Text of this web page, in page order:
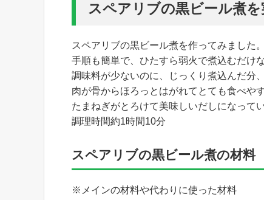
スペアリブの黒ビール煮
スペアリブの黒ビール煮を作ってみました。
手順も簡単で、ひたすら弱火で煮込むだけ
調味料が少ないのに、じっくり煮込んだ分
肉が骨からほろっとはがれてとても食べや
たまねぎがとろけて美味しいだしになってい
調理時間約1時間10分
スペアリブの黒ビール煮の材料
※メインの材料や代わりに使った材料